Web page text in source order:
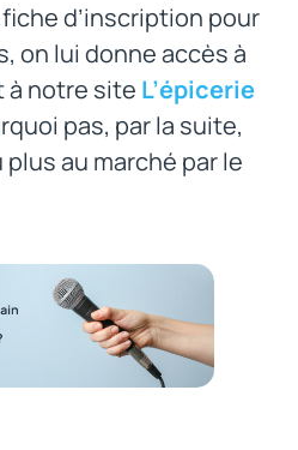
d’inscription pour
on lui donne accès à
à notre site L’épicerie
pas, par la suite,
au marché par le